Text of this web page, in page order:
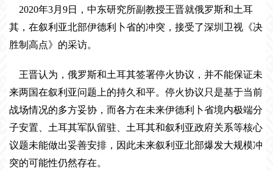
2020年3月9日，中东研究所副教授王晋就俄罗斯和土耳
其，在叙利亚北部伊德利卜省的冲突，接受了深圳卫视《决
胜制高点》的采访。
王晋认为，俄罗斯和土耳其签署停火协议，并不能保证未
来两国在叙利亚问题上的持久和平。停火协议只是基于当前
战场情况的多方妥协，而各方在未来伊德利卜省境内极端分
子安置、土耳其军队留驻、土耳其和叙利亚政府关系等核心
议题未能做出妥善安排，因此未来叙利亚北部爆发大规模冲
突的可能性仍然存在。